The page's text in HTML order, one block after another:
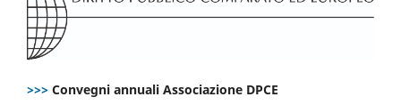
>>> Convegni annuali Associazione DPCE